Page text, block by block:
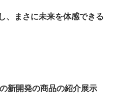
、まさに未来を体感できる
新開発の商品の紹介展示